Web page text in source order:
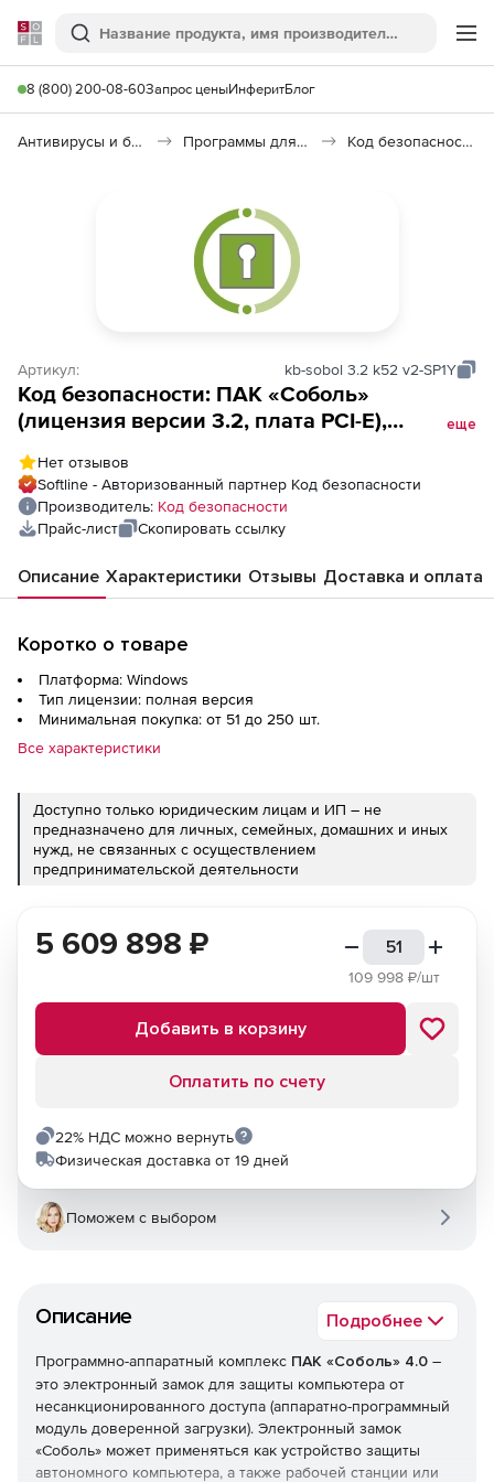
Softline
Поиск
8 (800) 200-08-60Запрос ценыИнферитБлог
Антивирусы и безопасность Программы для защиты информации Код безопасности: ПАК «Соболь» 4.0
Артикул: kb-sobol 3.2 k52 v2-SP1Y
Код безопасности: ПАК «Соболь»
(лицензия версии 3.2, плата PCI-E),
еще
Нет отзывов
Softline - Авторизованный партнер Код безопасности
Производитель: Код безопасности
Прайс-лист
Скопировать ссылку
Описание Характеристики Отзывы Доставка и оплата
Коротко о товаре
Платформа: Windows
Тип лицензии: полная версия
Минимальная покупка: от 51 до 250 шт.
Все характеристики
Доступно только юридическим лицам и ИП – не
предназначено для личных, семейных, домашних и иных
нужд, не связанных с осуществлением
предпринимательской деятельности
Описание Подробнее
Программно-аппаратный комплекс ПАК «Соболь» 4.0 –
это электронный замок для защиты компьютера от
несанкционированного доступа (аппаратно-программный
модуль доверенной загрузки). Электронный замок
«Соболь» может применяться как устройство защиты
автономного компьютера, а также рабочей станции или
5 609 898 ₽
109 998₽/шт
Добавить в корзину
Оплатить по счету
22% НДС можно вернуть
Физическая доставка от 19 дней
Поможем с выбором